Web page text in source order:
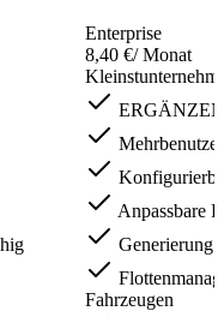
Enterprise
8,40 €/ Monat
Anpassbare
Generierung
Fahrzeugen